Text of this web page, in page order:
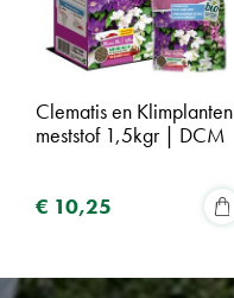
Clematis en Klimplanten
meststof 1,5kgr | DCM
€ 10,25